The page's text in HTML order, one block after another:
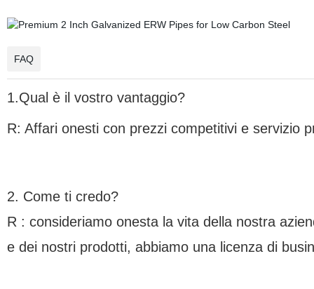
FAQ
1.Qual è il vostro vantaggio?
R: Affari onesti con prezzi competitivi e servizio
2. Come ti credo?
R : consideriamo onesta la vita della nostra
e dei nostri prodotti, abbiamo una licenza di